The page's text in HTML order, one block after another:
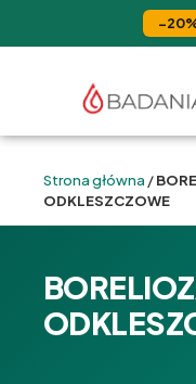
Strona główna /
ODKLESZCZOWE